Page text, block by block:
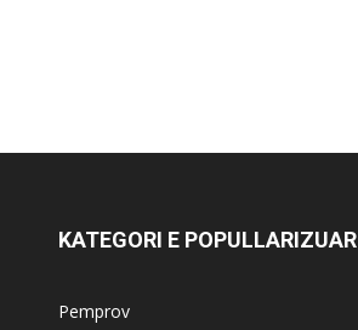
KATEGORI E POPULLARIZUAR
Pemprov